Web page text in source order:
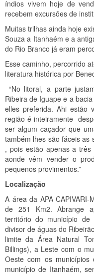
índios vivem hoje de
recebem excursões de
Muitas trilhas ainda hoje
Souza a Itanhaém e a
do Rio Branco já eram
Esse caminho, percorrido
literatura histórica por
“No litoral, a parte
Ribeira de Iguape e a
elles preferida. Ahi estão
região é inteiramente
ser algum caçador que
também lhes são fáceis as
, pois estão apenas a
aonde vêm vender o
pequenos provimentos.”
Localização
A área da APA
de 251 Km2. Abrange
território do município de
divisor de águas do
limite da Área Natural
Billings), a Leste com o
Oeste com os
município de Itanhaém,